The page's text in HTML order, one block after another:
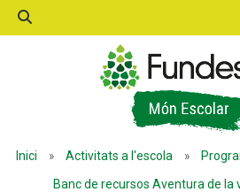
Inici » Activitats a l'escola »
Banc de recursos Aventura de la
ACTIVITATS
MÓN